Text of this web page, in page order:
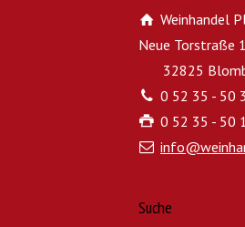
Weinhandel
Neue Torstraße
32825
0 52 35 - 50
0 52 35 - 50
Suche